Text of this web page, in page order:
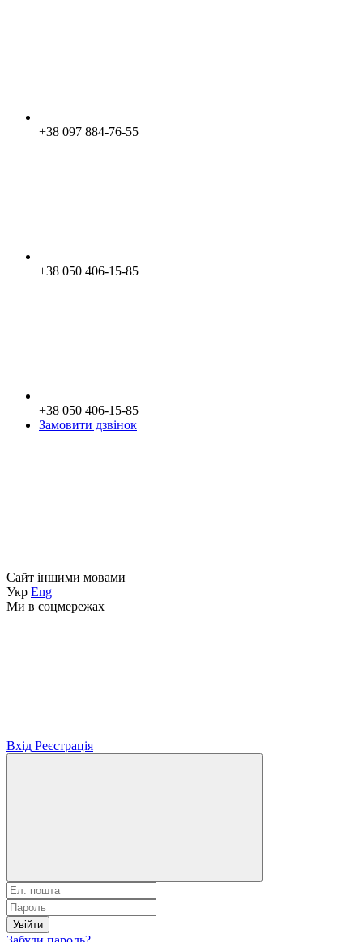
+38 097 884-76-55
+38 050 406-15-85
+38 050 406-15-85
Замовити дзвінок
Сайт іншими мовами
Укр Eng
Ми в соцмережах
Вхід Реєстрація
Увійти